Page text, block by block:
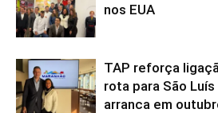
nos EUA
TAP reforça
rota para São
arranca em